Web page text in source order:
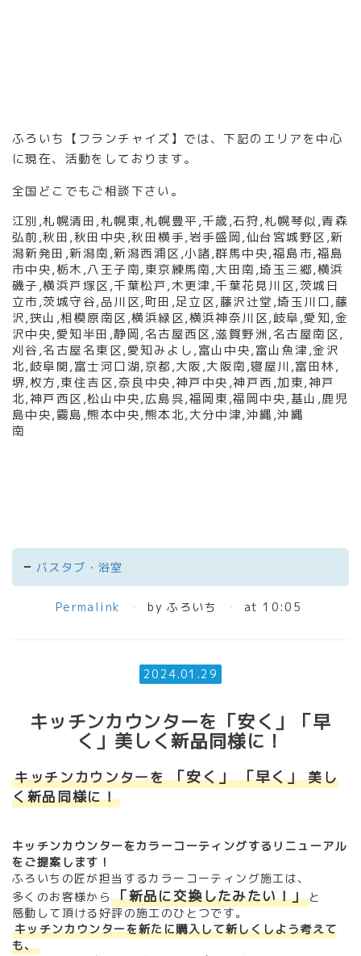
ふろいち【フランチャイズ】では、下記のエリアを中心
に現在、活動をしております。
全国どこでもご相談下さい。
江別,札幌清田,札幌東,札幌豊平,千歳,石狩,札幌琴似,青森
弘前,秋田,秋田中央,秋田横手,岩手盛岡,仙台宮城野区,新
潟新発田 ,新潟南,新潟西浦区,小諸,群馬中央,福島市,福島
市中央,栃木,八王子南,東京練馬南,大田南,埼玉三郷,横浜
磯子,横浜戸塚区,千葉松戸,木更津,千葉花見川区,茨城日
立市,茨城守谷,品川区,町田 ,足立区,藤沢辻堂,埼玉川口,藤
沢,狭山 ,相模原南区,横浜緑区,横浜神奈川区,岐阜,愛知,金
沢中央,愛知半田 ,静岡,名古屋西区,滋賀野洲,名古屋南区,
刈谷,名古屋名東区,愛知みよし,富山中央,富山魚津,金沢
北,岐阜関,富士河口湖,京都,大阪,大阪南,寝屋川,富田林,
堺,枚方,東住吉区,奈良中央,神戸中央,神戸西,加東,神戸
北,神戸西区,松山中央,広島呉,福岡東,福岡中央,基山 ,鹿児
島中央,霧島,熊本中央,熊本北,大分中津,沖縄,沖縄
南
バスタブ・浴室
Permalink by ふろいち at 10:05
2024.01.29
キッチンカウンターを「安く」「早
く」美しく新品同様に！
キッチンカウンターを「安く」 「早く」美し
く新品同様に！
キッチンカウンターをカラーコーティングするリニューアル
をご提案します！
ふろいちの匠が担当するカラーコーティング施工は、
多くのお客様から「新品に交換したみたい！」 と
感動して頂ける好評の施工のひとつです。
キッチンカウンターを新たに購入して新しくしよう考えて
も、